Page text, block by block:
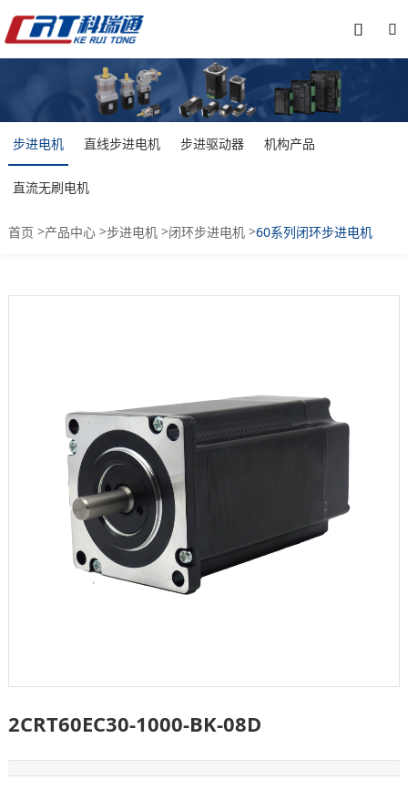


步进电机 直线步进电机 步进驱动器 机构产品
直流无刷电机
首页 >产品中心>步进电机>闭环步进电机>60系列闭环步进电机
2CRT60EC30-1000-BK-08D